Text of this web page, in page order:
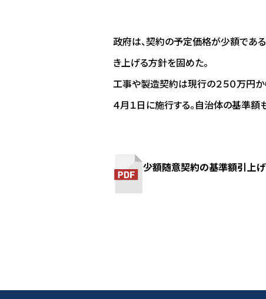
政府は、契約の予定価格が少額であ
き上げる方針を固めた。
工事や製造契約は現行の２５０万円か
４月１日に施行する。自治体の基準額
少額随意契約の基準額引上げ